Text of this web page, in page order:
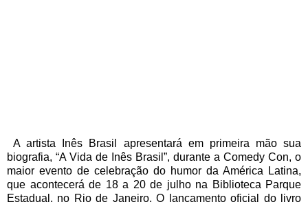
A artista Inês Brasil apresentará em primeira mão sua
biografia, “A Vida de Inês Brasil”, durante a Comedy Con, o
maior evento de celebração do humor da América Latina,
que acontecerá de 18 a 20 de julho na Biblioteca Parque
Estadual, no Rio de Janeiro. O lançamento oficial do livro